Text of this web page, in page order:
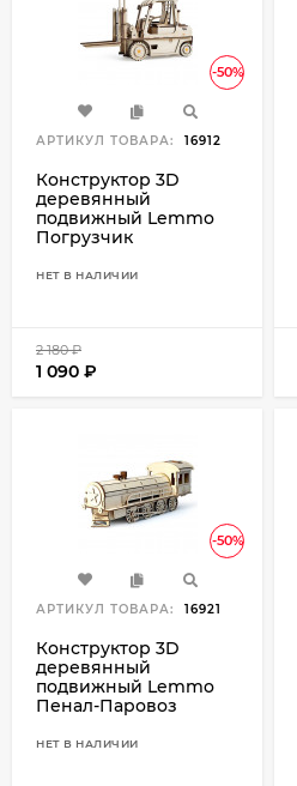
-50%
АРТИКУЛ ТОВАРА: 16912
Конструктор 3D
деревянный
подвижный Lemmo
Погрузчик
НЕТ В НАЛИЧИИ
2 180₽
1 090 ₽
-50%
АРТИКУЛ ТОВАРА: 16921
Конструктор 3D
деревянный
подвижный Lemmo
Пенал-Паровоз
НЕТ В НАЛИЧИИ